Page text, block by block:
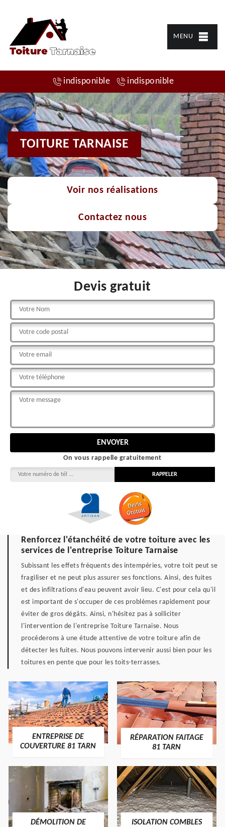
MENU
indisponible indisponible
TOITURE TARNAISE
Voir nos réalisations
Contactez nous
Devis gratuit
On vous rappelle gratuitement
Renforcez l'étanchéité de votre toiture avec les
services de l'entreprise Toiture Tarnaise
Subissant les effets fréquents des intempéries, votre toit peut se
fragiliser et ne peut plus assurer ses fonctions. Ainsi, des fuites
et des infiltrations d'eau peuvent avoir lieu. C'est pour cela qu'il
est important de s'occuper de ces problèmes rapidement pour
éviter de gros dégâts. Ainsi, n'hésitez pas à solliciter
l'intervention de l'entreprise Toiture Tarnaise. Nous
procéderons à une étude attentive de votre toiture afin de
détecter les fuites. Nous pouvons intervenir aussi bien pour les
toitures en pente que pour les toits-terrasses.
ENTREPRISE DE
COUVERTURE 81 TARN
RÉPARATION FAITAGE
81 TARN
DÉMOLITION DE
ISOLATION COMBLES